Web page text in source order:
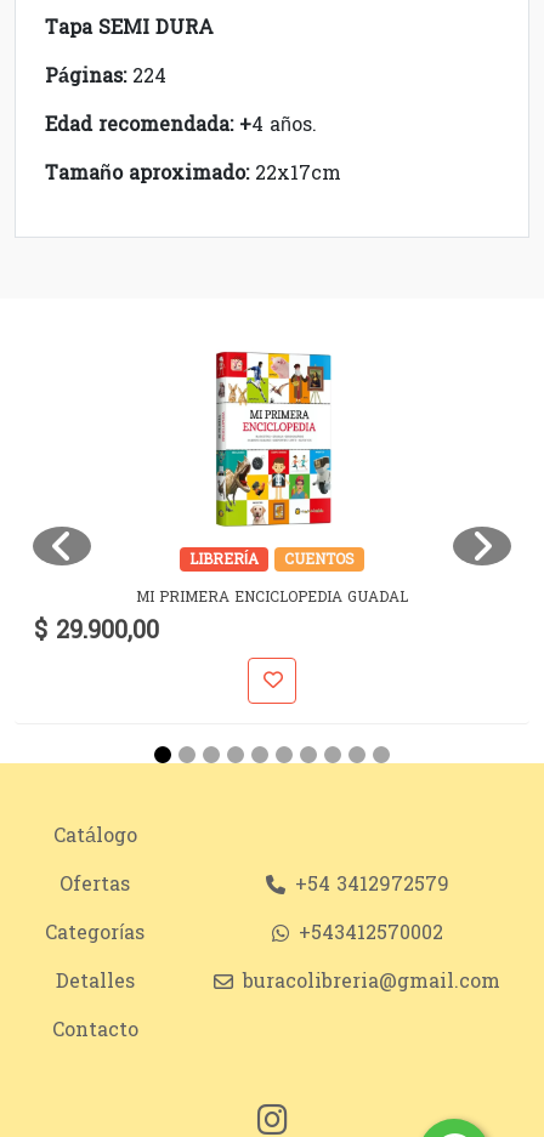
Tapa SEMI DURA
Páginas:224
Edad recomendada: +4 años.
Tamaño aproximado:22x17cm
LIBRERÍA
CUENTOS
MI PRIMERA ENCICLOPEDIA GUADAL
$ 29.900,00
Catálogo
Ofertas
Categorías
Detalles
Contacto
+54 3412972579
+543412570002
buracolibreria@gmail.com